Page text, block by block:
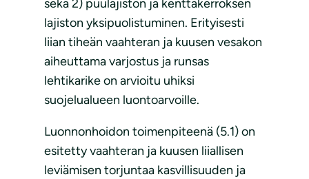
sekä 2) puulajiston ja kenttäkerroksen
lajiston yksipuolistuminen. Erityisesti
liian tiheän vaahteran ja kuusen vesakon
aiheuttama varjostus ja runsas
lehtikarike on arvioitu uhiksi
suojelualueen luontoarvoille.
Luonnonhoidon toimenpiteenä (5.1) on
esitetty vaahteran ja kuusen liiallisen
leviämisen torjuntaa kasvillisuuden ja